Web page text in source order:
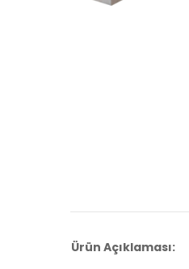
Ürün Açıklaması: